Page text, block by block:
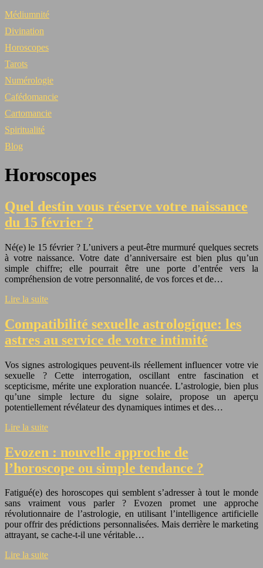
Médiumnité
Divination
Horoscopes
Tarots
Numérologie
Cafédomancie
Cartomancie
Spiritualité
Blog
Horoscopes
Quel destin vous réserve votre naissance
du 15 février ?
Né(e) le 15 février ? L’univers a peut-être murmuré quelques secrets
à votre naissance. Votre date d’anniversaire est bien plus qu’un
simple chiffre; elle pourrait être une porte d’entrée vers la
compréhension de votre personnalité, de vos forces et de…
Lire la suite
Compatibilité sexuelle astrologique: les
astres au service de votre intimité
Vos signes astrologiques peuvent-ils réellement influencer votre vie
sexuelle ? Cette interrogation, oscillant entre fascination et
scepticisme, mérite une exploration nuancée. L’astrologie, bien plus
qu’une simple lecture du signe solaire, propose un aperçu
potentiellement révélateur des dynamiques intimes et des…
Lire la suite
Evozen : nouvelle approche de
l’horoscope ou simple tendance ?
Fatigué(e) des horoscopes qui semblent s’adresser à tout le monde
sans vraiment vous parler ? Evozen promet une approche
révolutionnaire de l’astrologie, en utilisant l’intelligence artificielle
pour offrir des prédictions personnalisées. Mais derrière le marketing
attrayant, se cache-t-il une véritable…
Lire la suite